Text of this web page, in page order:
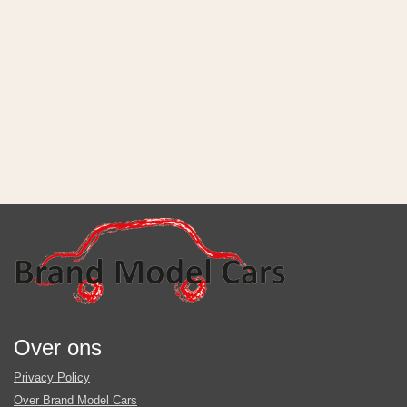
Over ons
Privacy Policy
Over Brand Model Cars